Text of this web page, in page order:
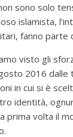
sono solo
islamista,
fanno parte
visto gli
2016 dalle
in cui si è
identità,
prima volta il